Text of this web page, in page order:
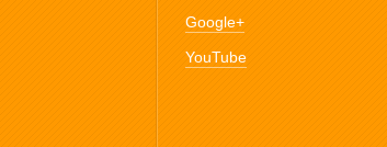
Google+
YouTube